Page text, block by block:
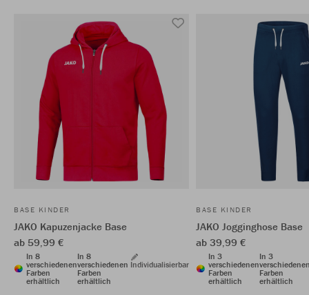
BASE KINDER
JAKO Kapuzenjacke Base
ab 59,99 €
In 8
verschiedenen
Farben
erhältlich
In 8
verschiedenen
Farben
erhältlich
Individualisierbar
BASE KINDER
JAKO Jogginghose Base
ab 39,99 €
In 3
verschiedenen
Farben
erhältlich
In 3
Farben
erhältlich